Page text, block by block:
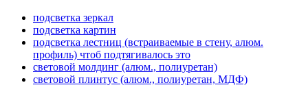
подсветка зеркал
подсветка картин
подсветка лестниц (встраиваемые в стену, алюм.
профиль) чтоб подтягивалось это
световой молдинг (алюм., полиуретан)
световой плинтус (алюм., полиуретан, МДФ)